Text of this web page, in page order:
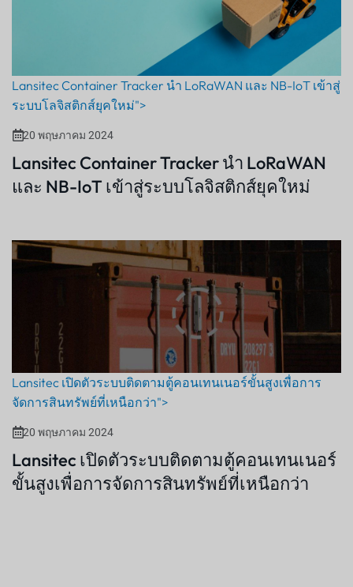
Lansitec Container Tracker นำ LoRaWAN และ NB-IoT เข้าสู่
ระบบโลจิสติกส์ยุคใหม่">
20 พฤษภาคม 2024
Lansitec Container Tracker นำ LoRaWAN
และ NB-IoT เข้าสู่ระบบโลจิสติกส์ยุคใหม่
Lansitec เปิดตัวระบบติดตามตู้คอนเทนเนอร์ขั้นสูงเพื่อการ
จัดการสินทรัพย์ที่เหนือกว่า">
20 พฤษภาคม 2024
Lansitec เปิดตัวระบบติดตามตู้คอนเทนเนอร์
ขั้นสูงเพื่อการจัดการสินทรัพย์ที่เหนือกว่า